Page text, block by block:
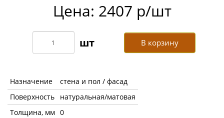
Цена: 2407 р/шт
В корзину
Назначение
стена и пол / фасад
Поверхность
натуральная/матовая
Толщина, мм 0